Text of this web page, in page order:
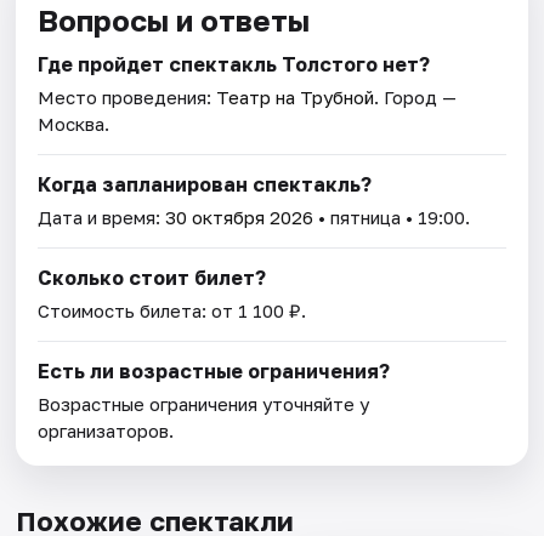
Вопросы и ответы
Где пройдет спектакль Толстого нет?
Место проведения: Театр на Трубной. Город —
Москва.
Когда запланирован спектакль?
Дата и время:30 октября 2026 • пятница • 19:00.
Сколько стоит билет?
Стоимость билета: от 1 100 ₽.
Есть ли возрастные ограничения?
Возрастные ограничения уточняйте у
организаторов.
Похожие спектакли